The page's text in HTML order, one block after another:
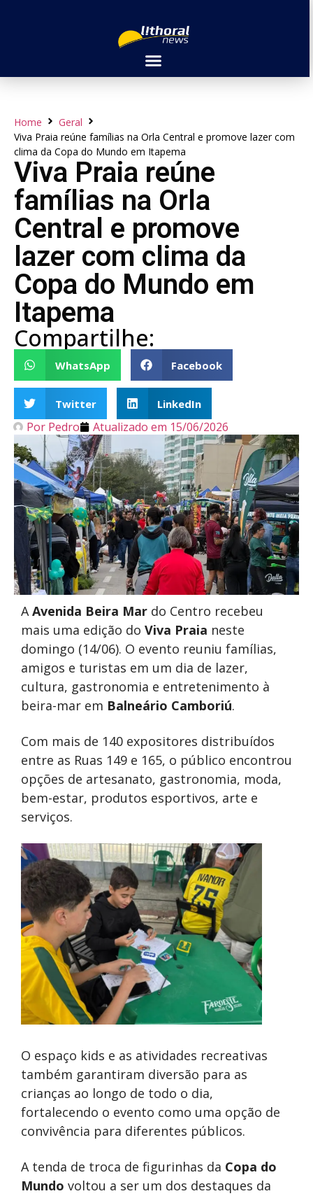
Home
Geral
Viva Praia reúne famílias na Orla Central e promove lazer com
clima da Copa do Mundo em Itapema
Viva Praia reúne
famílias na Orla
Central e promove
lazer com clima da
Copa do Mundo em
Itapema
Compartilhe:
WhatsApp Facebook
Twitter LinkedIn
Por Pedro Atualizado em 15/06/2026
AAvenida Beira Mar do Centro recebeu
mais uma edição do Viva Praia neste
domingo (14/06). O evento reuniu famílias,
amigos e turistas em um dia de lazer,
cultura, gastronomia e entretenimento à
beira-mar em Balneário Camboriú.
Com mais de 140 expositores distribuídos
entre as Ruas 149 e 165, o público encontrou
opções de artesanato, gastronomia, moda,
bem-estar, produtos esportivos, arte e
serviços.
O espaço kids e as atividades recreativas
também garantiram diversão para as
crianças ao longo de todo o dia,
fortalecendo o evento como uma opção de
convivência para diferentes públicos.
A tenda de troca de figurinhas da Copa do
Mundo voltou a ser um dos destaques da